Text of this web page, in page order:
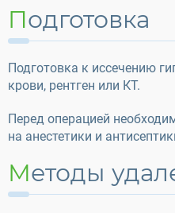
Подготовка
Подготовка к иссечению
крови, рентген или КТ.
Перед операцией
на анестетики и
Методы